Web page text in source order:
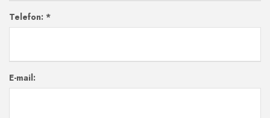
Telefon: *
E-mail: